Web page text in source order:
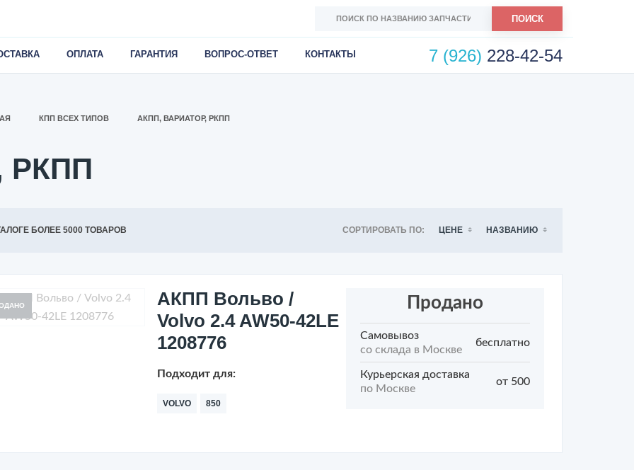
ПОИСК
ОПЛАТА ГАРАНТИЯ ВОПРОС-ОТВЕТ КОНТАКТЫ 7 (926) 228-42-54
КПП ВСЕХ ТИПОВ АКПП, ВАРИАТОР, РКПП
РКПП
БОЛЕЕ 5000 ТОВАРОВ СОРТИРОВАТЬ ПО: ЦЕНЕ НАЗВАНИЮ
АКПП Вольво /
Volvo 2.4 AW50-42LE
1208776
Подходит для:
VOLVO 850
Продано
Самовывоз
со склада в Москве
бесплатно
Курьерская доставка
по Москве
от 500